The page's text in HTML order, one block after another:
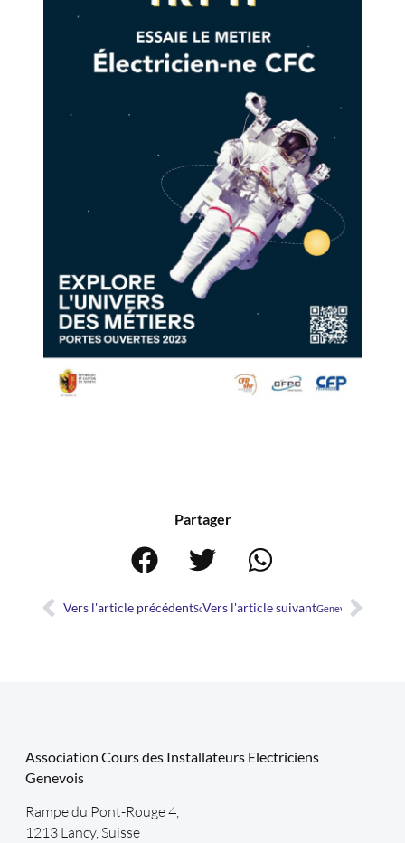
Partager
Vers l'article précédentSonepar Suisse – L’Event 2023
Vers l'article suivantGenevaSkills 2024
Association Cours des Installateurs Electriciens
Genevois
Rampe du Pont-Rouge 4,
1213 Lancy, Suisse